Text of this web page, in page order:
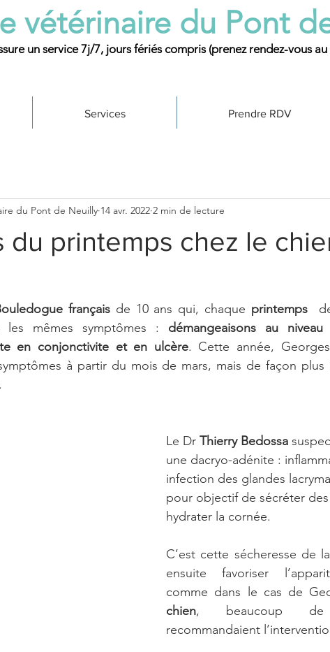
vétérinaire du Pont
un service 7j/7, jours fériés compris (prenez rendez-vous au
Services Prendre RDV
du printemps chez le
du Pont de Neuilly 14 avr. 2022 2 min de lecture
français de 10 ans qui, chaque printemps
les mêmes symptômes : démangeaisons au
en conjonctivite et en ulcère. Cette année,
à partir du mois de mars, mais de façon plus
Le Dr Thierry Bedossa
une dacryo-adénite :
infection des glandes
pour objectif de sécréter
hydrater la cornée.
C’est cette sécheresse de
ensuite favoriser
chien, beaucoup de
recommandaient